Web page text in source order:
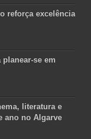
reforça excelência
se em
literatura e
ano no Algarve